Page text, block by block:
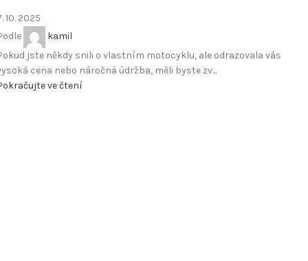
10. 2025
kamil
jste někdy snili o vlastním motocyklu, ale odrazovala vás
cena nebo náročná údržba, měli byste zv...
ve čtení